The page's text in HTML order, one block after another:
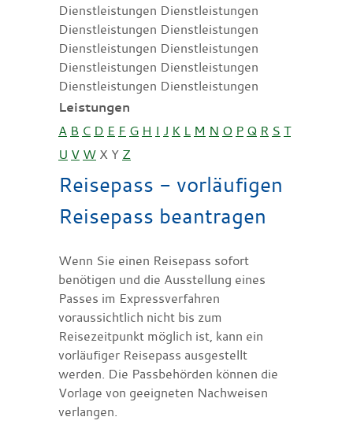
Dienstleistungen Dienstleistungen
Dienstleistungen Dienstleistungen
Dienstleistungen Dienstleistungen
Dienstleistungen Dienstleistungen
Dienstleistungen Dienstleistungen
Leistungen
A B C D E F G H I J K L M N O P Q R S T
U V W X Y Z
Reisepass - vorläufigen
Reisepass beantragen
Wenn Sie einen Reisepass sofort
benötigen und die Ausstellung eines
Passes im Expressverfahren
voraussichtlich nicht bis zum
Reisezeitpunkt möglich ist, kann ein
vorläufiger Reisepass ausgestellt
werden. Die Passbehörden können die
Vorlage von geeigneten Nachweisen
verlangen.